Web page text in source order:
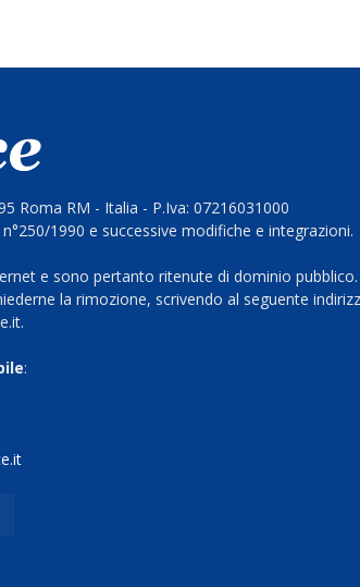
Roma RM - Italia - P.Iva: 07216031000
1990 e successive modifiche e integrazioni.
e sono pertanto ritenute di dominio pubblico.
la rimozione, scrivendo al seguente
: